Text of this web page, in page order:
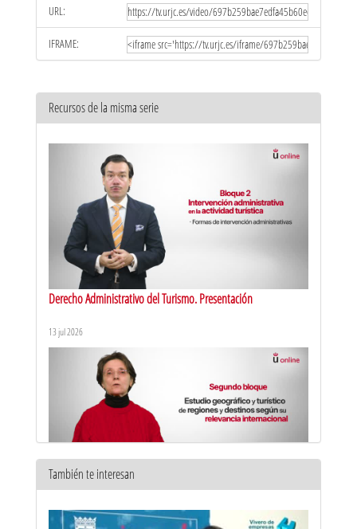
URL:
IFRAME:
Recursos de la misma serie
Derecho Administrativo del Turismo. Presentación
13 jul 2026
También te interesan